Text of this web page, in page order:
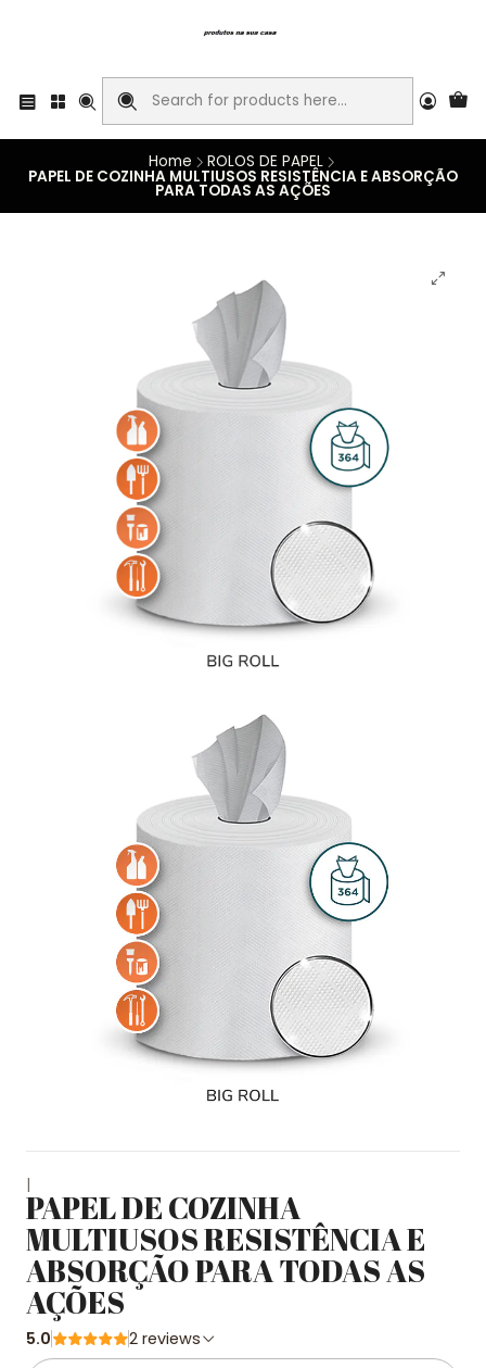
Home ROLOS DE PAPEL
PAPEL DE COZINHA MULTIUSOS RESISTÊNCIA E ABSORÇÃO
PARA TODAS AS AÇÕES
|
PAPEL DE COZINHA
MULTIUSOS RESISTÊNCIA E
ABSORÇÃO PARA TODAS AS
AÇÕES
5.0 2 reviews